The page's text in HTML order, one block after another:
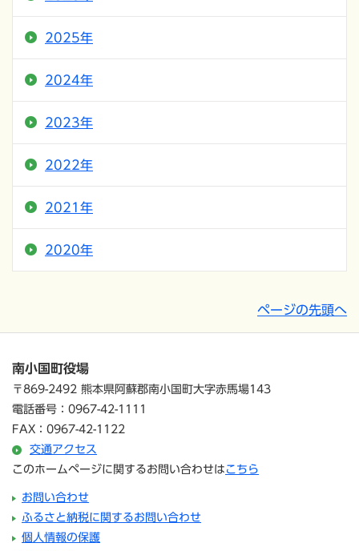
2025年
2024年
2023年
2022年
2021年
2020年
ページの先頭へ
南小国町役場
〒869-2492 熊本県阿蘇郡南小国町大字赤馬場143
電話番号：0967-42-1111
FAX：0967-42-1122
交通アクセス
このホームページに関するお問い合わせは こちら
お問い合わせ
ふるさと納税に関するお問い合わせ
個人情報の保護